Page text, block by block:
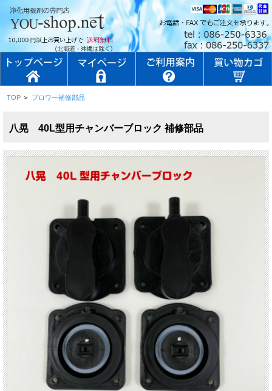
TOP > ブロワー補修部品
八晃 40L型用チャンバーブロック 補修部品